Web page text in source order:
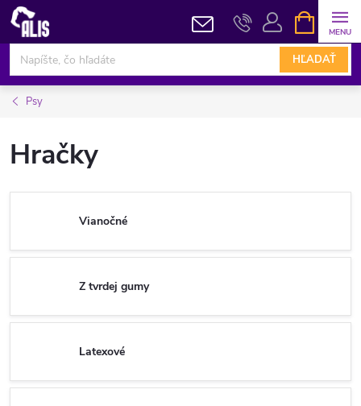
Prejsť
obsah
HĽADAŤ
KOŠÍK
Psy
Hračky
Vianočné
Z tvrdej gumy
Latexové